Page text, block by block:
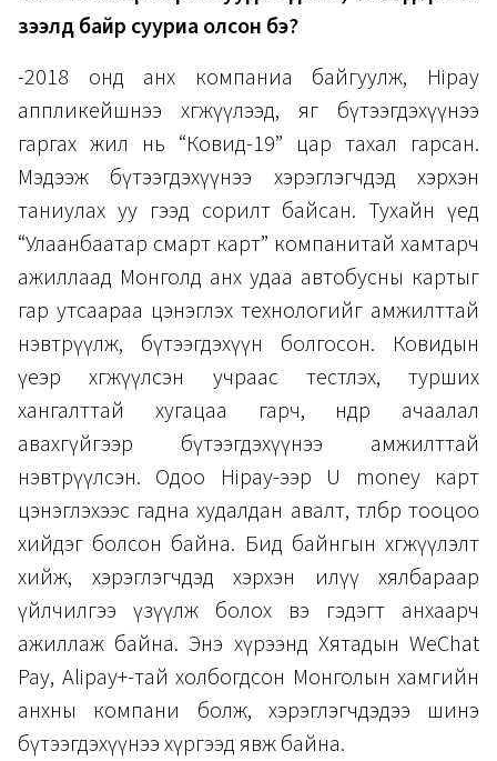
зээлд байр сууриа олсон бэ?
-2018 онд анх компаниа байгуулж, Hipay
аппликейшнээ хөгжүүлээд, яг бүтээгдэхүүнээ
гаргах жил нь “Ковид-19” цар тахал гарсан.
Мэдээж бүтээгдэхүүнээ хэрэглэгчдэд хэрхэн
таниулах уу гээд сорилт байсан. Тухайн үед
“Улаанбаатар смарт карт” компанитай хамтарч
ажиллаад Монголд анх удаа автобусны картыг
гар утсаараа цэнэглэх технологийг амжилттай
нэвтрүүлж, бүтээгдэхүүн болгосон. Ковидын
үеэр хөгжүүлсэн учраас тестлэх, турших
хангалттай хугацаа гарч, өндөр ачаалал
авахгүйгээр бүтээгдэхүүнээ амжилттай
нэвтрүүлсэн. Одоо Hipay-ээр U money карт
цэнэглэхээс гадна худалдан авалт, төлбөр тооцоо
хийдэг болсон байна. Бид байнгын хөгжүүлэлт
хийж, хэрэглэгчдэд хэрхэн илүү хялбараар
үйлчилгээ үзүүлж болох вэ гэдэгт анхаарч
ажиллаж байна. Энэ хүрээнд Хятадын WeChat
Pay, Alipay+-тай холбогдсон Монголын хамгийн
анхны компани болж, хэрэглэгчдэдээ шинэ
бүтээгдэхүүнээ хүргээд явж байна.